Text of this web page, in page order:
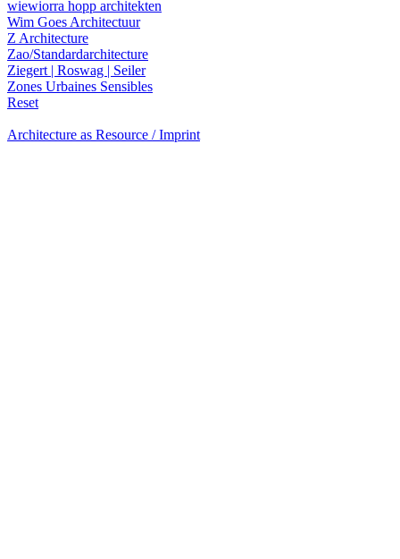
wiewiorra hopp architekten
Wim Goes Architectuur
Z Architecture
Zao/Standardarchitecture
Ziegert | Roswag | Seiler
Zones Urbaines Sensibles
Reset
Architecture as Resource / Imprint